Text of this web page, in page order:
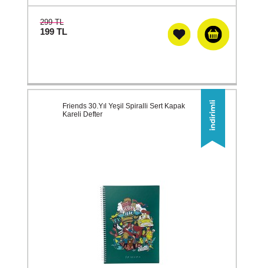
299 TL
199 TL
Friends 30.Yıl Yeşil Spiralli Sert Kapak
Kareli Defter